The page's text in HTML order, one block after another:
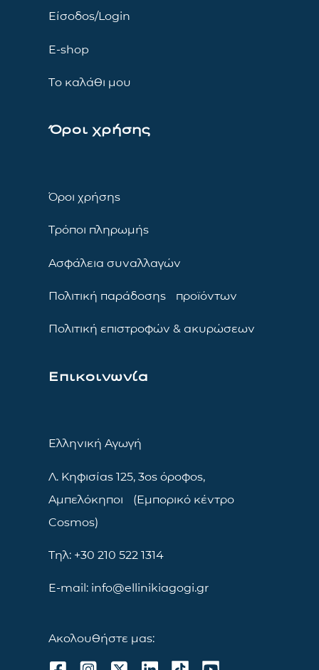
Είσοδος/Login
E-shop
Το καλάθι μου
Όροι χρήσης
Όροι χρήσης
Τρόποι πληρωμής
Ασφάλεια συναλλαγών
Πολιτική παράδοσης προϊόντων
Πολιτική επιστροφών & ακυρώσεων
Επικοινωνία
Ελληνική Αγωγή
Λ. Κηφισίας 125, 3ος όροφος,
Αμπελόκηποι (Εμπορικό κέντρο
Cosmos)
Τηλ: +30 210 522 1314
E-mail: info@ellinikiagogi.gr
Ακολουθήστε μας: